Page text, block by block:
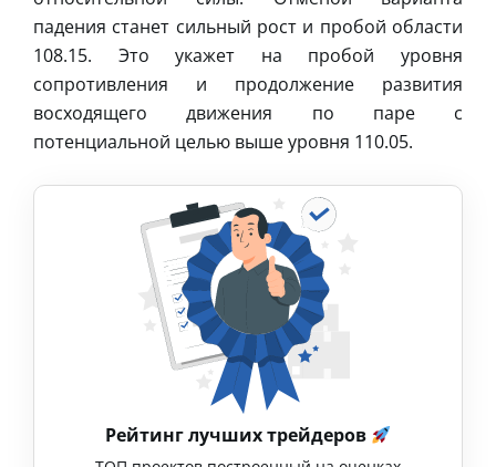
падения станет сильный рост и пробой области
108.15. Это укажет на пробой уровня
сопротивления и продолжение развития
восходящего движения по паре с
потенциальной целью выше уровня 110.05.
Рейтинг лучших трейдеров